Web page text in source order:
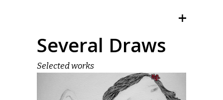
Several Draws
Selected works